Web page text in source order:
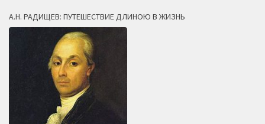
А.Н. РАДИЩЕВ: ПУТЕШЕСТВИЕ ДЛИНОЮ В ЖИЗНЬ